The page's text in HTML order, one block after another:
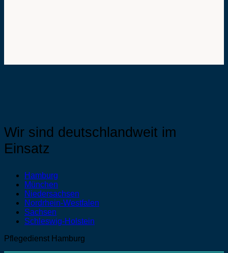
Wir sind deutschlandweit im
Einsatz
Hamburg
München
Niedersachsen
Nordrhein-Westfalen
Sachsen
Schleswig-Holstein
Pflegedienst Hamburg